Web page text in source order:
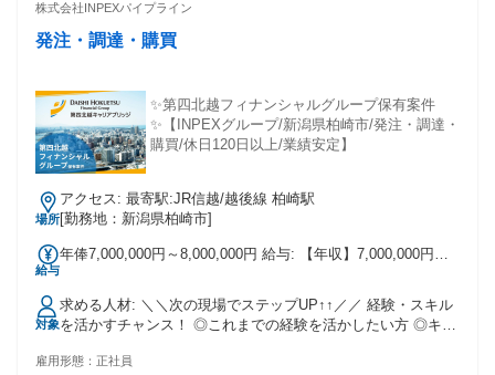
株式会社INPEXパイプライン
発注・調達・購買
✨️第四北越フィナンシャルグループ保有案件
✨️【INPEXグループ/新潟県柏崎市/発注・調達・
購買/休日120日以上/業績安定】
場所
アクセス: 最寄駅:JR信越/越後線 柏崎駅
[勤務地：新潟県柏崎市]
給与
年俸7,000,000円～8,000,000円 給与: 【年収】7,000,000円
345,500円~392,400円 【予定年収コメント】 基本給及び賞与
の額(各種手当含まず)、実際の給与はスキルや経験等により決
定します。
対象
求める人材: ＼＼次の現場でステップUP↑↑／／ 経験・スキル
を活かすチャンス！ ◎これまでの経験を活かしたい方 ◎キャ
より良い環境で働きたい方
雇用形態： 正社員